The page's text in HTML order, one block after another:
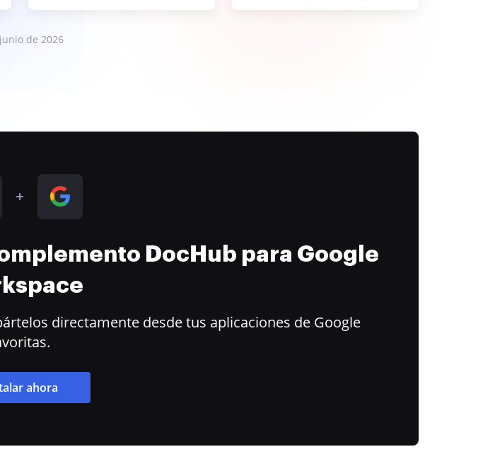
de 2026
DocHub para Google
directamente desde tus aplicaciones de Google
ahora